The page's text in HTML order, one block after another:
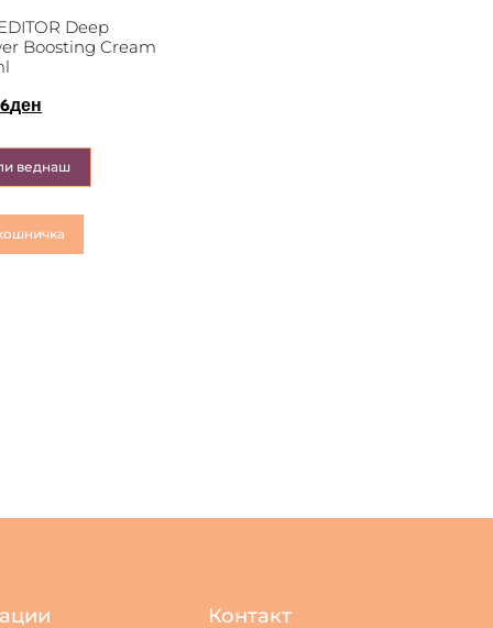
Deep
Boosting Cream
ден
веднаш
Контакт